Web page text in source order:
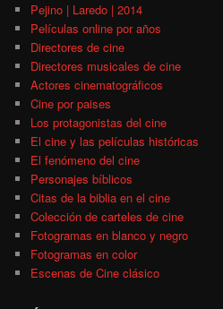
Pejino | Laredo | 2014
Películas online por años
Directores de cine
Directores musicales de cine
Actores cinematográficos
Cine por paises
Los protagonistas del cine
El cine y las películas históricas
El fenómeno del cine
Personajes bíblicos
Citas de la biblia en el cine
Colección de carteles de cine
Fotogramas en blanco y negro
Fotogramas en color
Escenas de Cine clásico